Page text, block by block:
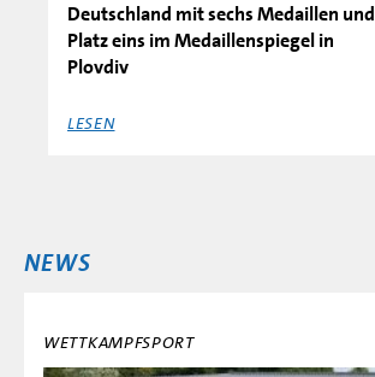
Deutschland mit sechs Medaillen und
Platz eins im Medaillenspiegel in
Plovdiv
LESEN
NEWS
WETTKAMPFSPORT